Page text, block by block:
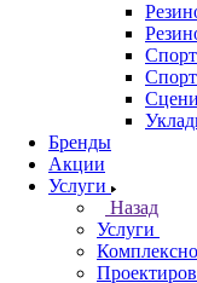
Бренды
Акции
Услуги
Назад
Услуги